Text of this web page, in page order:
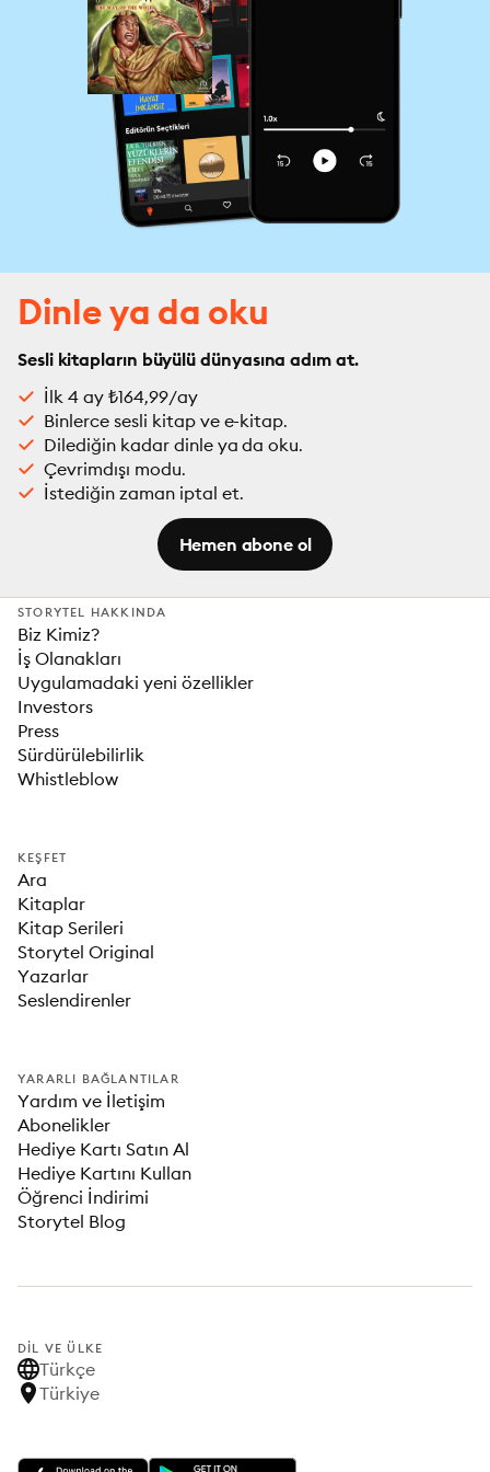
Dinle ya da oku
Sesli kitapların büyülü dünyasına adım at.
İlk 4 ay ₺164,99/ay
Binlerce sesli kitap ve e-kitap.
Dilediğin kadar dinle ya da oku.
Çevrimdışı modu.
İstediğin zaman iptal et.
Hemen abone ol
STORYTEL HAKKINDA
Biz Kimiz?
İş Olanakları
Uygulamadaki yeni özellikler
Investors
Press
Sürdürülebilirlik
Whistleblow
KEŞFET
Ara
Kitaplar
Kitap Serileri
Storytel Original
Yazarlar
Seslendirenler
YARARLI BAĞLANTILAR
Yardım ve İletişim
Abonelikler
Hediye Kartı Satın Al
Hediye Kartını Kullan
Öğrenci İndirimi
Storytel Blog
DIL VE ÜLKE
Türkçe
Türkiye